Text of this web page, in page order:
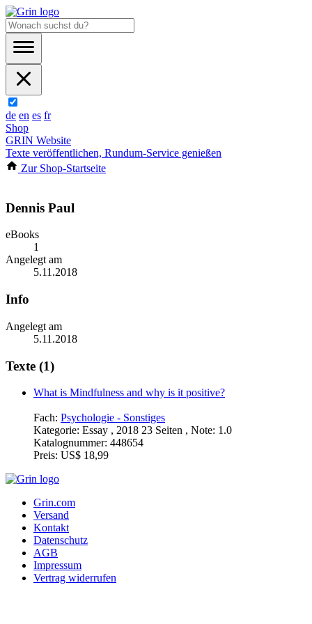
de en es fr
Shop
GRIN Website
Texte veröffentlichen, Rundum-Service genießen
Zur Shop-Startseite
Dennis Paul
eBooks
1
Angelegt am
5.11.2018
Info
Angelegt am
5.11.2018
Texte (1)
What is Mindfulness and why is it positive?
Fach: Psychologie - Sonstiges
Kategorie: Essay , 2018 23 Seiten , Note: 1.0
Katalognummer: 448654
Preis: US$ 18,99
Grin.com
Versand
Kontakt
Datenschutz
AGB
Impressum
Vertrag widerrufen